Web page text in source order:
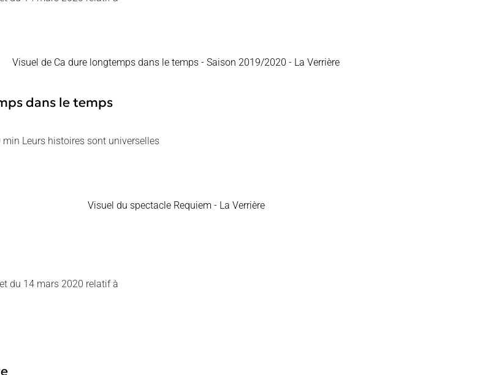
dans le temps
Leurs histoires sont universelles
du 14 mars 2020 relatif à